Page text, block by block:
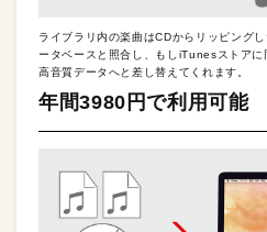
ライブラリ内の楽曲はCDからリッピング
ータベースと照合し、もしiTunesストア
高音質データへと差し替えてくれます。
年間3980円で利用可能